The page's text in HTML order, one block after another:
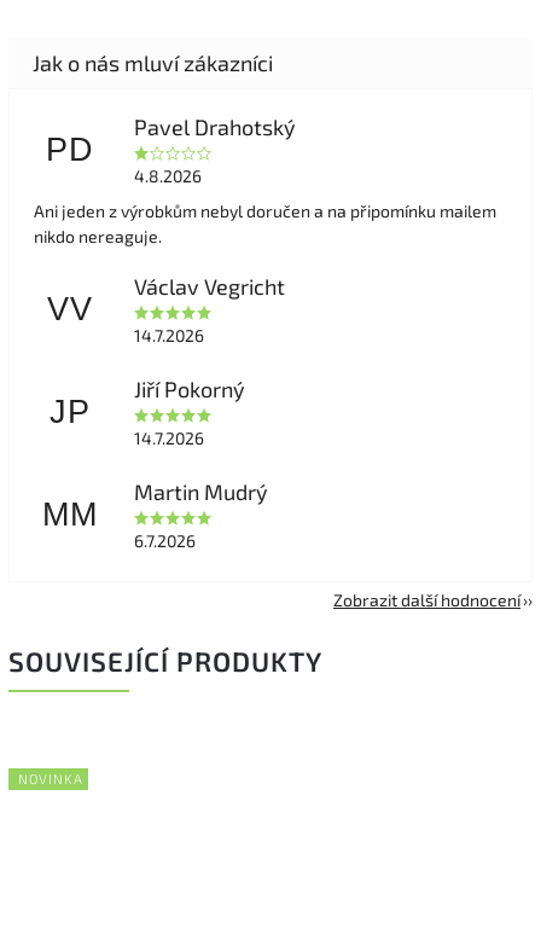
PD
Pavel Drahotský
4.8.2026
Ani jeden z výrobkům nebyl doručen a na připomínku mailem
nikdo nereaguje.
VV
Václav Vegricht
14.7.2026
JP
Jiří Pokorný
14.7.2026
MM
Martin Mudrý
6.7.2026
Zobrazit další hodnocení
SOUVISEJÍCÍ PRODUKTY
NOVINKA